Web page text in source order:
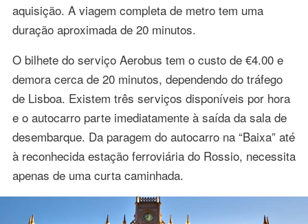
aquisição. A viagem completa de metro tem uma
duração aproximada de 20 minutos.
O bilhete do serviço Aerobus tem o custo de €4.00 e
demora cerca de 20 minutos, dependendo do tráfego
de Lisboa. Existem três serviços disponíveis por hora
e o autocarro parte imediatamente à saída da sala de
desembarque. Da paragem do autocarro na “Baixa” até
à reconhecida estação ferroviária do Rossio, necessita
apenas de uma curta caminhada.